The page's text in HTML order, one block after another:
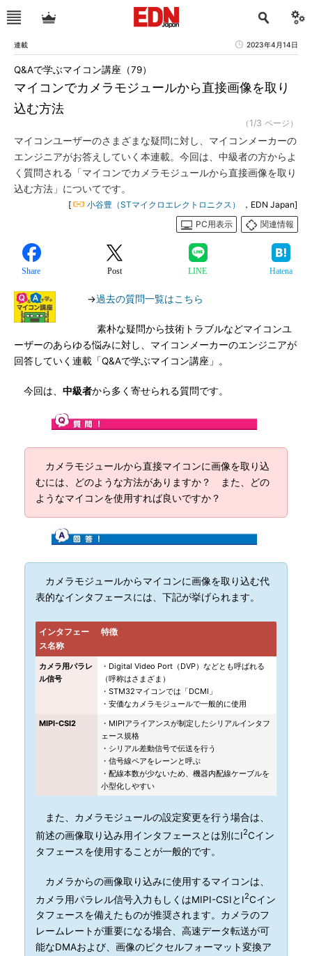
連載 2023年4月14日
マイコンでカメラモジュールから直接画像を取り
込む方法
Q&Aで学ぶマイコン講座（79）
（1/3 ページ）
マイコンユーザーのさまざまな疑問に対し、マイコンメーカーの
エンジニアがお答えしていく本連載。今回は、中級者の方からよ
く質問される「マイコンでカメラモジュールから直接画像を取り
込む方法」についてです。
[ 小谷豊（STマイクロエレクトロニクス）
，EDN Japan]
PC用表示
関連情報
Share Post LINE Hatena
→過去の質問一覧はこちら
素朴な疑問から技術トラブルなどマイコンユ
ーザーのあらゆる悩みに対し、マイコンメーカーのエンジニアが
回答していく連載「Q&Aで学ぶマイコン講座」。
今回は、 中級者から多く寄せられる質問です。
カメラモジュールから直接マイコンに画像を取り込
むには、どのような方法がありますか？ また、どの
ようなマイコンを使用すれば良いですか？
カメラモジュールからマイコンに画像を取り込む代
表的なインタフェースには、下記が挙げられます。
インタフェー
ス名称
特徴
カメラ用パラレ
ル信号
・Digital Video Port（DVP）などとも呼ばれる
（呼称はさまざま）
・STM32マイコンでは「DCMI」
・安価なカメラモジュールで一般的に使用
MIPI-CSI2
・MIPIアライアンスが制定したシリアルインタフ
ェース規格
・シリアル差動信号で伝送を行う
・信号線ペアをレーンと呼ぶ
・配線本数が少ないため、機器内配線ケーブルを
小型化しやすい
また、カメラモジュールの設定変更を行う場合は、
前述の画像取り込み用インタフェースとは別にI2Cイン
タフェースを使用することが一般的です。
カメラからの画像取り込みに使用するマイコンは、
カメラ用パラレル信号入力もしくはMIPI-CSIとI2Cイン
タフェースを備えたものが推奨されます。カメラのフ
レームレートが重要になる場合、高速データ転送が可
能なDMAおよび、画像のピクセルフォーマット変換ア